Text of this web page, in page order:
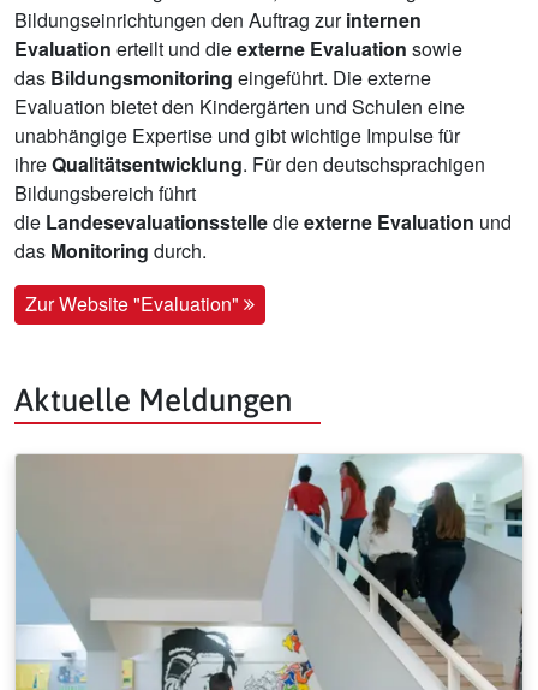
Bildungseinrichtungen den Auftrag zurinternen
Evaluation erteilt und dieexterne Evaluation sowie
das Bildungsmonitoring eingeführt. Die externe
Evaluation bietet den Kindergärten und Schulen eine
unabhängige Expertise und gibt wichtige Impulse für
ihreQualitätsentwicklung. Für den deutschsprachigen
Bildungsbereich führt
die Landesevaluationsstelledieexterne Evaluation und
das Monitoring durch.
Zur Website "Evaluation"
Aktuelle Meldungen